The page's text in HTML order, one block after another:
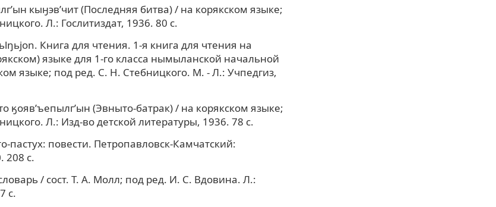
кыӈэв’чит (Последняя битва) / на корякском языке;
Л.: Гослитиздат, 1936. 80 с.
Книга для чтения. 1-я книга для чтения на
языке для 1-го класса нымыланской начальной
языке; под ред. С. Н. Стебницкого. М. - Л.: Учпедгиз,
ӄояв’ъепылг’ын (Эвныто-батрак) / на корякском языке;
Л.: Изд-во детской литературы, 1936. 78 с.
пастух: повести. Петропавловск-Камчатский:
208 с.
/ сост. Т. А. Молл; под ред. И. С. Вдовина. Л.:
с.